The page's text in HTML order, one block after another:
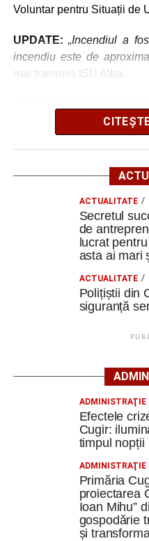
Berlin
Cugir și-au
mobilități Erasmus+
Elon Musk: „Dacă
ratezi”
Voluntar pentru Situații de
UPDATE: „Incendiul a
incendiu este de
mai transmis ISU Alba.
Adaugă
Ultimele știri din
Cum și-a construit
mașină solară.
Trei profesori ai
Cugir și-au
Elon Musk: „Dacă
Messenger
ACTUALITATE
Secretul
de
lucrat
asta ai mari
ACTUALITATE
Polițiștii din
siguranță
ADMINISTRAŢIE
Efectele
Cugir:
timpul nopții
ADMINISTRAŢIE
Primăria
proiectarea
Ioan Mihu”
gospodărie
și